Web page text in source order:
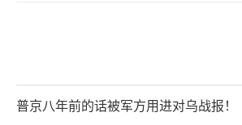
普京八年前的话被军方用进对乌战报！